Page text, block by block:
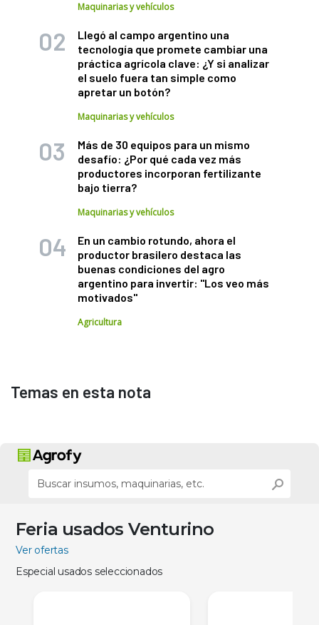
Maquinarias y vehículos
Llegó al campo argentino una
tecnología que promete cambiar una
práctica agrícola clave: ¿Y si analizar
el suelo fuera tan simple como
apretar un botón?
Maquinarias y vehículos
Más de 30 equipos para un mismo
desafío: ¿Por qué cada vez más
productores incorporan fertilizante
bajo tierra?
Maquinarias y vehículos
En un cambio rotundo, ahora el
productor brasilero destaca las
buenas condiciones del agro
argentino para invertir: "Los veo más
motivados"
Agricultura
Temas en esta nota
Feria usados Venturino
Ver ofertas
Especial usados seleccionados